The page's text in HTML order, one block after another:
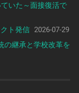
いた～面接復活で
ト発信 2026-07-29
の継承と学校改革を